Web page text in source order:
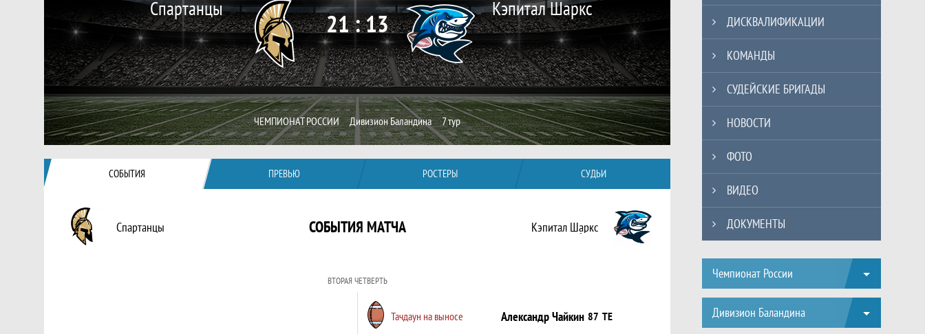
Спартанцы 21 : 13 Кэпитал Шаркс
ЧЕМПИОНАТ РОССИИ Дивизион Баландина 7 тур
СОБЫТИЯ ПРЕВЬЮ РОСТЕРЫ СУДЬИ
Спартанцы СОБЫТИЯ МАТЧА Кэпитал Шаркс
ВТОРАЯ ЧЕТВЕРТЬ
Александр Чайкин 87 TE
Тачдаун на выносе
ДИСКВАЛИФИКАЦИИ
КОМАНДЫ
СУДЕЙСКИЕ БРИГАДЫ
НОВОСТИ
ФОТО
ВИДЕО
ДОКУМЕНТЫ
Таблицы турнира
Чемпионат России
Дивизион Баландина